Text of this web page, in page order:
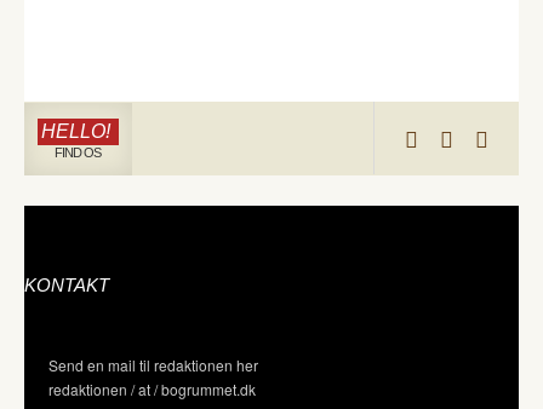
HELLO!
FIND OS
KONTAKT
Send en mail til redaktionen her
redaktionen / at / bogrummet.dk